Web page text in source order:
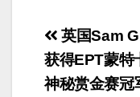
文
章
英国Sam
获得EPT蒙特
神秘赏金赛冠